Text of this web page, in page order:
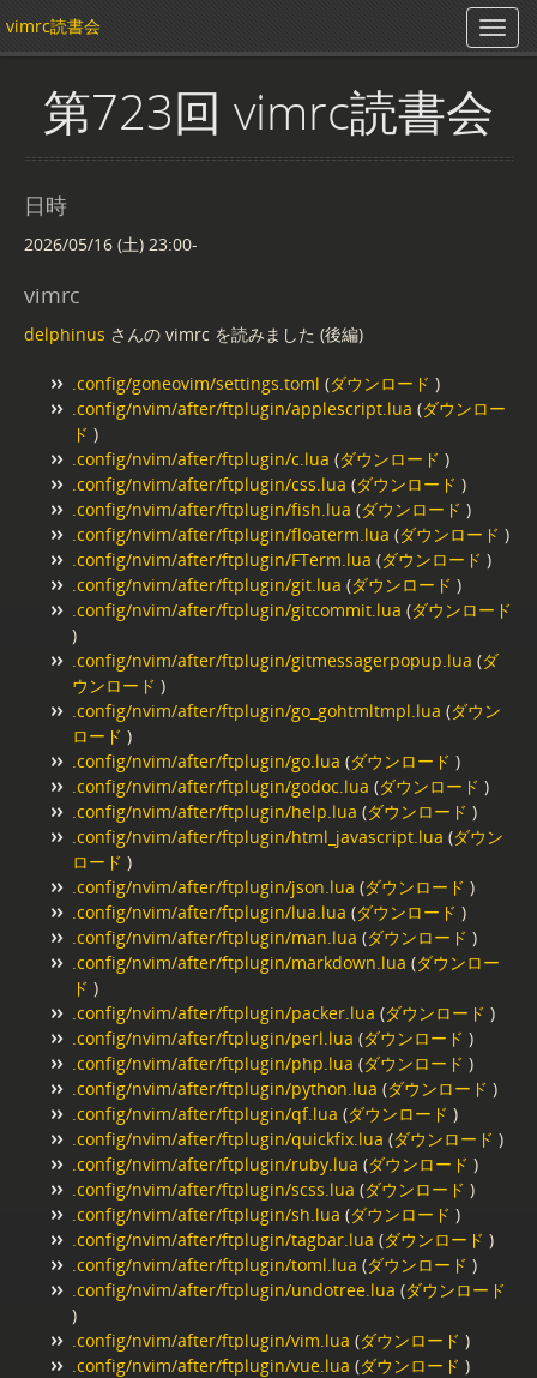
vimrc読書会
第723回 vimrc読書会
日時
2026/05/16 (土) 23:00-
vimrc
delphinus さんの vimrc を読みました (後編)
.config/goneovim/settings.toml (ダウンロード )
.config/nvim/after/ftplugin/applescript.lua (ダウンロー
ド )
.config/nvim/after/ftplugin/c.lua (ダウンロード )
.config/nvim/after/ftplugin/css.lua (ダウンロード )
.config/nvim/after/ftplugin/fish.lua (ダウンロード )
.config/nvim/after/ftplugin/floaterm.lua (ダウンロード )
.config/nvim/after/ftplugin/FTerm.lua (ダウンロード )
.config/nvim/after/ftplugin/git.lua (ダウンロード )
.config/nvim/after/ftplugin/gitcommit.lua (ダウンロード
)
.config/nvim/after/ftplugin/gitmessagerpopup.lua (ダ
ウンロード )
.config/nvim/after/ftplugin/go_gohtmltmpl.lua (ダウン
ロード )
.config/nvim/after/ftplugin/go.lua (ダウンロード )
.config/nvim/after/ftplugin/godoc.lua (ダウンロード )
.config/nvim/after/ftplugin/help.lua (ダウンロード )
.config/nvim/after/ftplugin/html_javascript.lua (ダウン
ロード )
.config/nvim/after/ftplugin/json.lua (ダウンロード )
.config/nvim/after/ftplugin/lua.lua (ダウンロード )
.config/nvim/after/ftplugin/man.lua (ダウンロード )
.config/nvim/after/ftplugin/markdown.lua (ダウンロー
ド )
.config/nvim/after/ftplugin/packer.lua (ダウンロード )
.config/nvim/after/ftplugin/perl.lua (ダウンロード )
.config/nvim/after/ftplugin/php.lua (ダウンロード )
.config/nvim/after/ftplugin/python.lua (ダウンロード )
.config/nvim/after/ftplugin/qf.lua (ダウンロード )
.config/nvim/after/ftplugin/quickfix.lua (ダウンロード )
.config/nvim/after/ftplugin/ruby.lua (ダウンロード )
.config/nvim/after/ftplugin/scss.lua (ダウンロード )
.config/nvim/after/ftplugin/sh.lua (ダウンロード )
.config/nvim/after/ftplugin/tagbar.lua (ダウンロード )
.config/nvim/after/ftplugin/toml.lua (ダウンロード )
.config/nvim/after/ftplugin/undotree.lua (ダウンロード
)
.config/nvim/after/ftplugin/vim.lua (ダウンロード )
.config/nvim/after/ftplugin/vue.lua (ダウンロード )